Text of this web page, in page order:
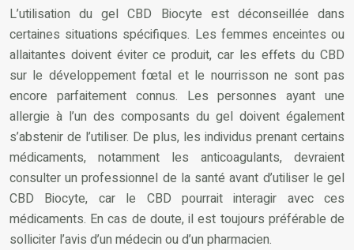
L’utilisation du gel CBD Biocyte est déconseillée dans
certaines situations spécifiques. Les femmes enceintes ou
allaitantes doivent éviter ce produit, car les effets du CBD
sur le développement fœtal et le nourrisson ne sont pas
encore parfaitement connus. Les personnes ayant une
allergie à l’un des composants du gel doivent également
s’abstenir de l’utiliser. De plus, les individus prenant certains
médicaments, notamment les anticoagulants, devraient
consulter un professionnel de la santé avant d’utiliser le gel
CBD Biocyte, car le CBD pourrait interagir avec ces
médicaments. En cas de doute, il est toujours préférable de
solliciter l’avis d’un médecin ou d’un pharmacien.